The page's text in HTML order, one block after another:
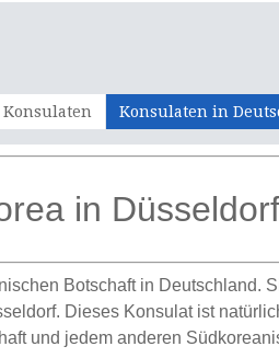
Konsulaten Konsulaten in
in Düsseldorf
Botschaft in Deutschland.
Dieses Konsulat ist
und jedem anderen